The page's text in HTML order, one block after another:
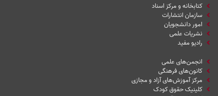
کتابخانه و مرکز اسناد
سازمان انتشارات
امور دانشجویان
نشریات علمی
رادیو مفید
انجمن‌های علمی
کانون‌های فرهنگی
مرکز آموزش‌های آزاد و مجازی
کلینیک حقوق کودک